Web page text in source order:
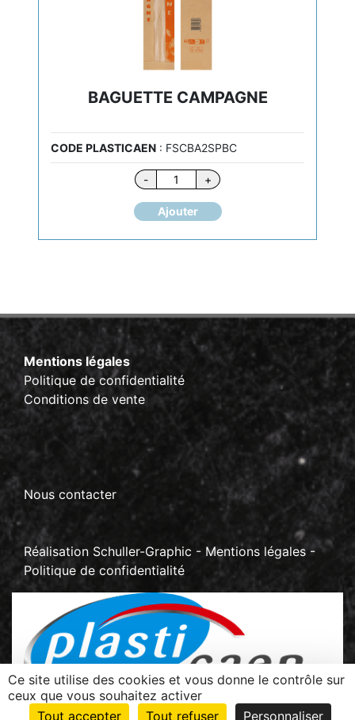
BAGUETTE CAMPAGNE
CODE PLASTICAEN : FSCBA2SPBC
-
quantité
de
BAGUETTE
+
Ajouter
Mentions légales
Politique de confidentialité
Conditions de vente
Nous contacter
Réalisation Schuller-Graphic - Mentions légales -
Politique de confidentialité
Z.I La Sablonnière - BP 70267 Rots
Ce site utilise des cookies et vous donne le contrôle sur
ceux que vous souhaitez activer
Tout accepter
Tout refuser Personnaliser